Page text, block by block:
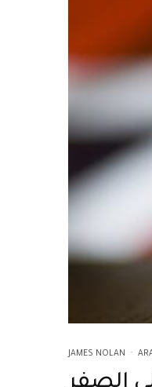
JAMES NOLAN ·